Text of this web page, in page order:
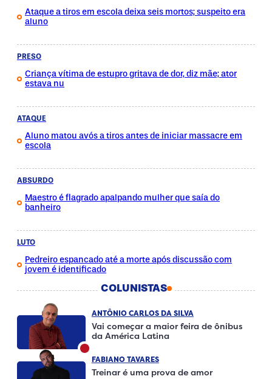
Ataque a tiros em escola deixa seis mortos; suspeito era
aluno
PRESO
Criança vítima de estupro gritava de dor, diz mãe; ator
estava nu
ATAQUE
Aluno matou avós a tiros antes de iniciar massacre em
escola
ABSURDO
Maestro é flagrado apalpando mulher que saía do
banheiro
LUTO
Pedreiro espancado até a morte após discussão com
jovem é identificado
COLUNISTAS
ANTÔNIO CARLOS DA SILVA
Vai começar a maior feira de ônibus
da América Latina
FABIANO TAVARES
Treinar é uma prova de amor